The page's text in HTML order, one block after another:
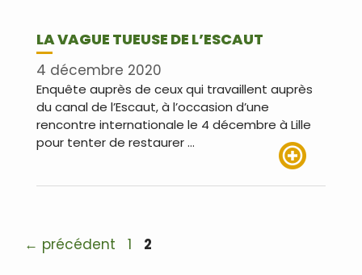
LA VAGUE TUEUSE DE L’ESCAUT
4 décembre 2020
Enquête auprès de ceux qui travaillent auprès
du canal de l’Escaut, à l’occasion d’une
rencontre internationale le 4 décembre à Lille
pour tenter de restaurer …
Navigation
← précédent Page
1 Page
2